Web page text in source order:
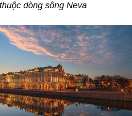
dòng sông Neva